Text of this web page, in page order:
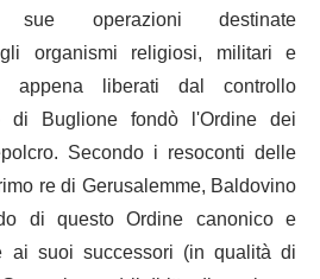
sue operazioni destinate
organismi religiosi, militari e
appena liberati dal controllo
di Buglione fondò l'Ordine dei
Secondo i resoconti delle
re di Gerusalemme, Baldovino
di questo Ordine canonico e
suoi successori (in qualità di